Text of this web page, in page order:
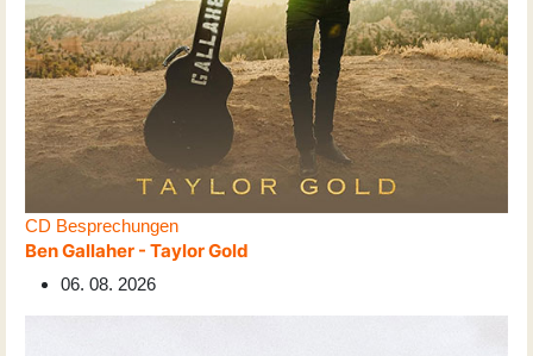
CD Besprechungen
Ben Gallaher - Taylor Gold
06. 08. 2026